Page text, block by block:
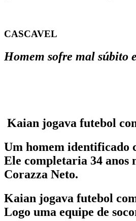
CASCAVEL
Homem sofre mal súbito
Kaian jogava futebol
Um homem identificado
Ele completaria 34 anos
Corazza Neto.
Kaian jogava futebol
Logo uma equipe de